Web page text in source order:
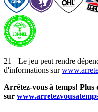
21+ Le jeu peut rendre
d'informations sur
Arrêtez-vous à temps!
sur